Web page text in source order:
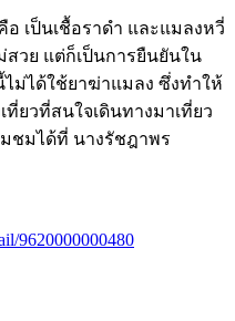
เป็นเชื้อราดำ และแมลงหวี่
วย แต่ก็เป็นการยืนยันใน
ม่ได้ใช้ยาฆ่าแมลง ซึ่งทำให้
ยวที่สนใจเดินทางมาเที่ยว
ชมได้ที่ นางรัชฎาพร
9620000000480